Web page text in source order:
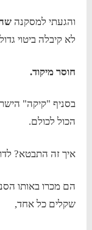
והגעתי למסקנה
לא קיבלה ביטוי
חוסר מיקוד.
בסניף "קיקה"
הכול לכולם.
איך זה התבטא?
הם מכרו באותו
שקלים כל אחד,